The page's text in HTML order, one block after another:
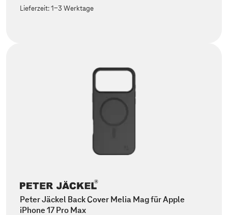
Lieferzeit:1-3 Werktage
Peter Jäckel Back Cover Melia Mag für Apple
iPhone 17 Pro Max